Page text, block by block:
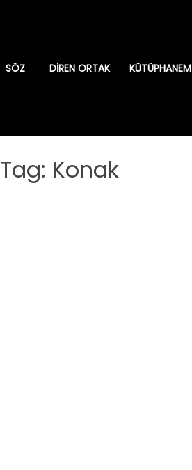
SÖZ DIREN ORTAK KÜTÜPHANEM
Tag: Konak